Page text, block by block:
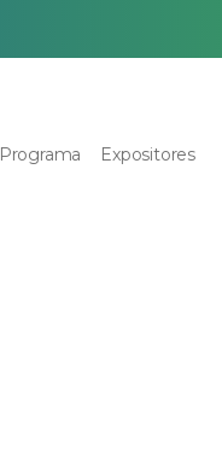
Programa Expositores